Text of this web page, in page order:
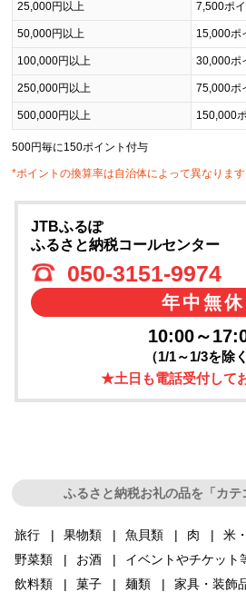
25,000円以上 7,500ポ
50,000円以上 15,000ポ
100,000円以上 30,000ポ
250,000円以上 75,000ポ
500,000円以上 150,000
500円毎に150ポイント付与
*ポイントの換算率は自治体によって異なります
JTBふるぽ
ふるさと納税コールセンター
050-3151-9974
年中無休
10:00～
（1/1～1/3を除く
★土日も電話受付して
ふるさと納税お礼の品を「カテ
旅行 果物類 魚貝類 肉 米
野菜類
お酒 イベントやチケット
飲料類
菓子 麺類 家具・装飾